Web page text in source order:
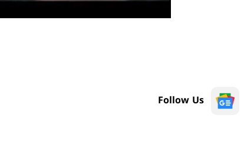
Follow Us